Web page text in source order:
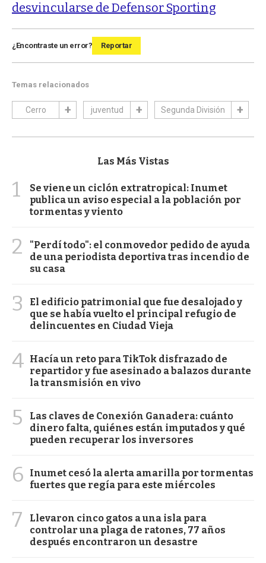
desvincularse de Defensor Sporting
¿Encontraste un error? Reportar
Temas relacionados
Cerro juventud Segunda División
Las Más Vistas
1
Se viene un ciclón extratropical: Inumet
publica un aviso especial a la población por
tormentas y viento
2
"Perdí todo": el conmovedor pedido de ayuda
de una periodista deportiva tras incendio de
su casa
3
El edificio patrimonial que fue desalojado y
que se había vuelto el principal refugio de
delincuentes en Ciudad Vieja
4 Hacía un reto para TikTok disfrazado de
repartidor y fue asesinado a balazos durante
la transmisión en vivo
5
Las claves de Conexión Ganadera: cuánto
dinero falta, quiénes están imputados y qué
pueden recuperar los inversores
6
Inumet cesó la alerta amarilla por tormentas
fuertes que regía para este miércoles
7
Llevaron cinco gatos a una isla para
controlar una plaga de ratones, 77 años
después encontraron un desastre